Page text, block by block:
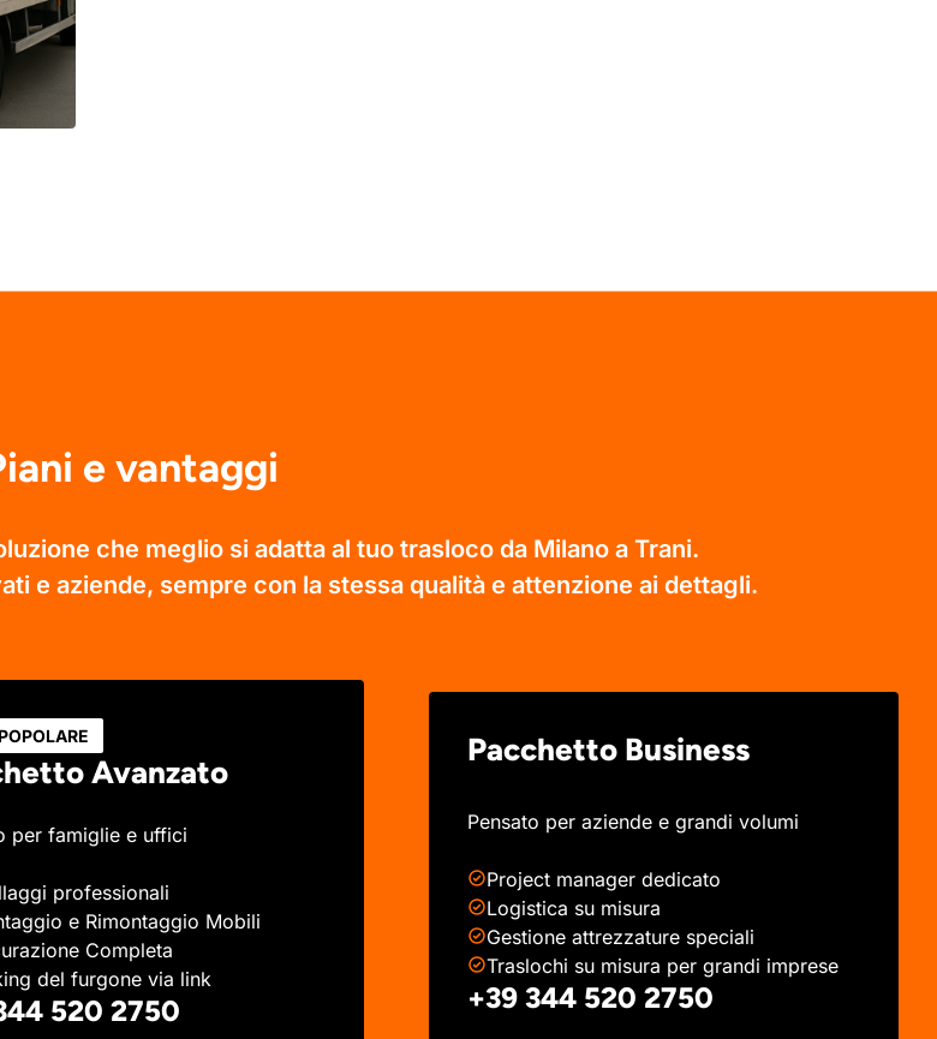
e vantaggi
che meglio si adatta al tuo trasloco da Milano a Trani.
e aziende, sempre con la stessa qualità e attenzione ai dettagli.
Avanzato
per famiglie e uffici
professionali
e Rimontaggio Mobili
Completa
del furgone via link
520 2750
Pacchetto Business
Pensato per aziende e grandi volumi
Project manager dedicato
Logistica su misura
Gestione attrezzature speciali
Traslochi su misura per grandi imprese
+39 344 520 2750